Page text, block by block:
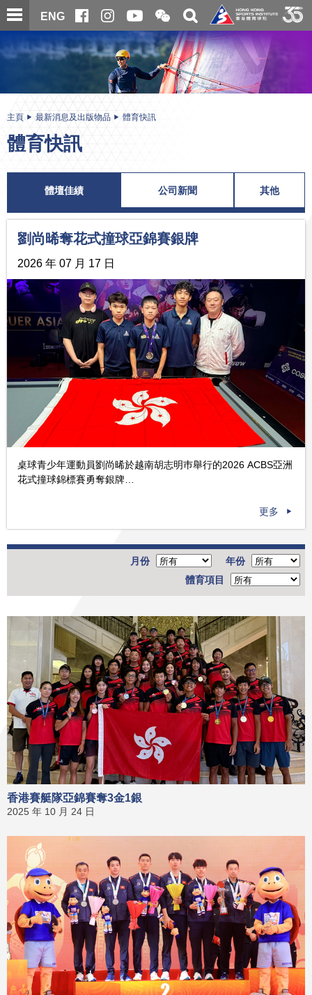
跳
至
內
ENG
開
合
微
信
二
維
碼
關
搜
尋
内
主頁 最新消息及出版物品 體育快訊
體育快訊
體壇佳績 公司新聞 其他
劉尚晞奪花式撞球亞錦賽銀牌
2026 年 07 月 17 日
桌球青少年運動員劉尚晞於越南胡志明巿舉行的2026 ACBS亞洲
花式撞球錦標賽勇奪銀牌…
更多
年份
月份
體育項目
香港賽艇隊亞錦賽奪3金1銀
2025 年 10 月 24 日